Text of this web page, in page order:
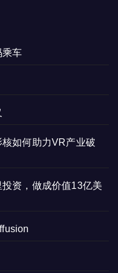
乘车
如何助力VR产业破
资，做成价值13亿美